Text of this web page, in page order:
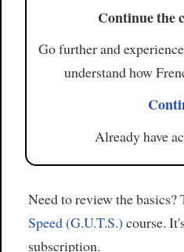
Continue the
Go further and
understand how
Already have
Need to review the basics?
Speed (G.U.T.S.) course.
subscription.